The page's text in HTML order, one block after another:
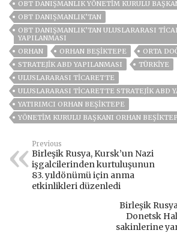
OBT DANIŞMANLIK YÖNETIM KURULU
OBT DANIŞMANLIK’TAN
OBT DANIŞMANLIK’TAN ULUSLARARASI
YAPILANMASI
ORHAN
ORHAN BEŞİKTEPE
ORTA
STRATEJIK ABD YAPILANMASI
TÜRKİYE
ULUSLARARASI TICARETTE
ULUSLARARASI TICARETTE STRATEJIK ABD
YATIRIMCI ORHAN BEŞIKTEPE
YÖNETIM KURULU BAŞKANI ORHAN
Previous
Birleşik Rusya, Kursk’un Nazi
işgalcilerinden kurtuluşunun
83. yıldönümü için anma
etkinlikleri düzenledi
Birleşik
Donetsk
sakinlerine